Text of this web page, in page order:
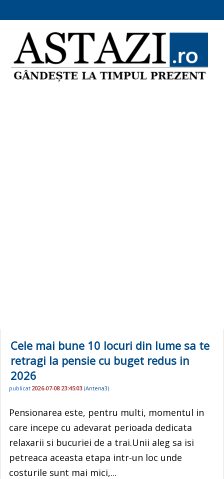
Cele mai bune 10 locuri din lume sa te
retragi la pensie cu buget redus in
2026
publicat 2026-07-08 23:45:03 (Antena3)
Pensionarea este, pentru multi, momentul in
care incepe cu adevarat perioada dedicata
relaxarii si bucuriei de a trai.Unii aleg sa isi
petreaca aceasta etapa intr-un loc unde
costurile sunt mai mici,...